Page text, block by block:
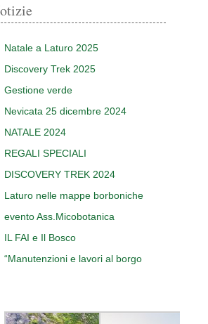
Natale a Laturo 2025
Discovery Trek 2025
Gestione verde
Nevicata 25 dicembre 2024
NATALE 2024
REGALI SPECIALI
DISCOVERY TREK 2024
Laturo nelle mappe borboniche
evento Ass.Micobotanica
IL FAI e Il Bosco
“Manutenzioni e lavori al borgo